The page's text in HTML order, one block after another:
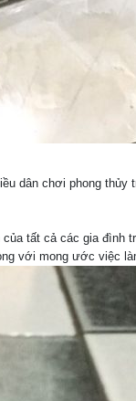
dân chơi phong thủy
tất cả các gia đình
với mong ước việc